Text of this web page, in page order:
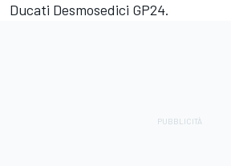
Ducati Desmosedici GP24.